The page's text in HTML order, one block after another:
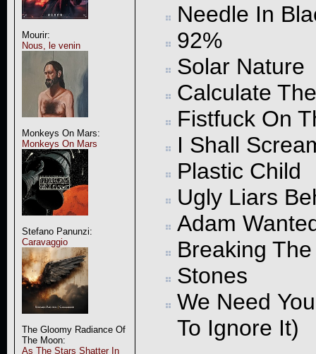
Mourir:
Nous, le venin
Monkeys On Mars:
Monkeys On Mars
Stefano Panunzi:
Caravaggio
The Gloomy Radiance Of
The Moon:
As The Stars Shatter In
Needle In
92%
Solar Nature
Calculate
Fistfuck On
I Shall
Plastic Child
Ugly Liars
Adam
Breaking
Stones
We Need
To Ignore It)